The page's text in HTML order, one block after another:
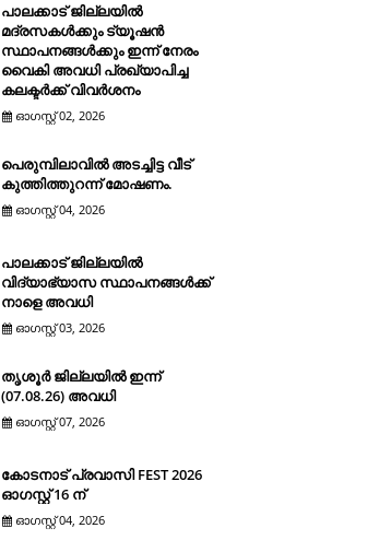
പാലക്കാട് ജില്ലയിൽ
മദ്രസകൾക്കും ട്യൂഷൻ
സ്ഥാപനങ്ങൾക്കും ഇന്ന് നേരം
വൈകി അവധി പ്രഖ്യാപിച്ച
കലക്ടർക്ക് വിവർശനം
ഓഗസ്റ്റ് 02, 2026
പെരുമ്പിലാവിൽ അടച്ചിട്ട വീട്
കുത്തിത്തുറന്ന് മോഷണം.
ഓഗസ്റ്റ് 04, 2026
പാലക്കാട് ജില്ലയിൽ
വിദ്യാഭ്യാസ സ്ഥാപനങ്ങൾക്ക്
നാളെ അവധി
ഓഗസ്റ്റ് 03, 2026
തൃശൂർ ജില്ലയിൽ ഇന്ന്
(07.08.26) അവധി
ഓഗസ്റ്റ് 07, 2026
കോടനാട് പ്രവാസി FEST 2026
ഓഗസ്റ്റ് 16 ന്
ഓഗസ്റ്റ് 04, 2026